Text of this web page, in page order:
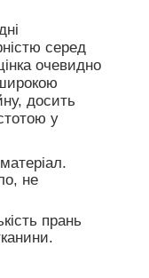
серед
очевидно
досить
у
не
прань